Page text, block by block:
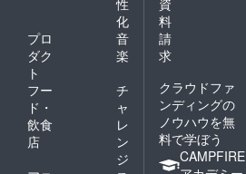
性
化
プロ
ダク
ト
音
楽
フー
ド・
飲食
店
チ
ャ
レ
ン
ジ
資
料
請
求
クラウドファ
ンディングの
ノウハウを無
料で学ぼう
CAMPFIRE